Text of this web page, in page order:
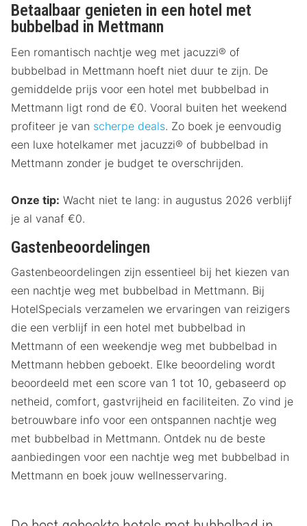
Betaalbaar genieten in een hotel met
bubbelbad in Mettmann
Een romantisch nachtje weg met jacuzzi® of
bubbelbad in Mettmann hoeft niet duur te zijn. De
gemiddelde prijs voor een hotel met bubbelbad in
Mettmann ligt rond de €0. Vooral buiten het weekend
profiteer je van scherpe deals. Zo boek je eenvoudig
een luxe hotelkamer met jacuzzi® of bubbelbad in
Mettmann zonder je budget te overschrijden.
Onze tip: Wacht niet te lang: in augustus 2026 verblijf
je al vanaf €0.
Gastenbeoordelingen
Gastenbeoordelingen zijn essentieel bij het kiezen van
een nachtje weg met bubbelbad in Mettmann. Bij
HotelSpecials verzamelen we ervaringen van reizigers
die een verblijf in een hotel met bubbelbad in
Mettmann of een weekendje weg met bubbelbad in
Mettmann hebben geboekt. Elke beoordeling wordt
beoordeeld met een score van 1 tot 10, gebaseerd op
netheid, comfort, gastvrijheid en faciliteiten. Zo vind je
betrouwbare info voor een ontspannen nachtje weg
met bubbelbad in Mettmann. Ontdek nu de beste
aanbiedingen voor een nachtje weg met bubbelbad in
Mettmann en boek jouw wellnesservaring.